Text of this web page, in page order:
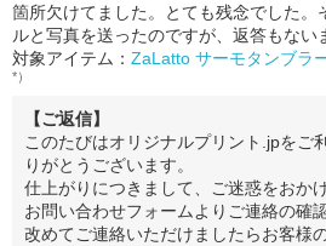
箇所欠けてました。とても残念でした。
ルと写真を送ったのですが、返答もない
対象アイテム： ZaLatto サーモタンブラ
*）
【ご返信】
このたびはオリジナルプリント.jpをご
りがとうございます。
仕上がりにつきまして、ご迷惑をおか
お問い合わせフォームよりご連絡の確
改めてご連絡いただけましたらお客様